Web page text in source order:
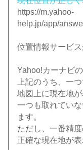
https://m.yahoo-
help.jp/app/
位置情報サービ
Yahoo!カーナビ
上記のうち、一
地図上に現在地が
一つも取れてい
ます。
ただし、一番精
正確な現在地が表